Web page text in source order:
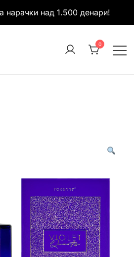
нарачки над 1.500 денари!
0